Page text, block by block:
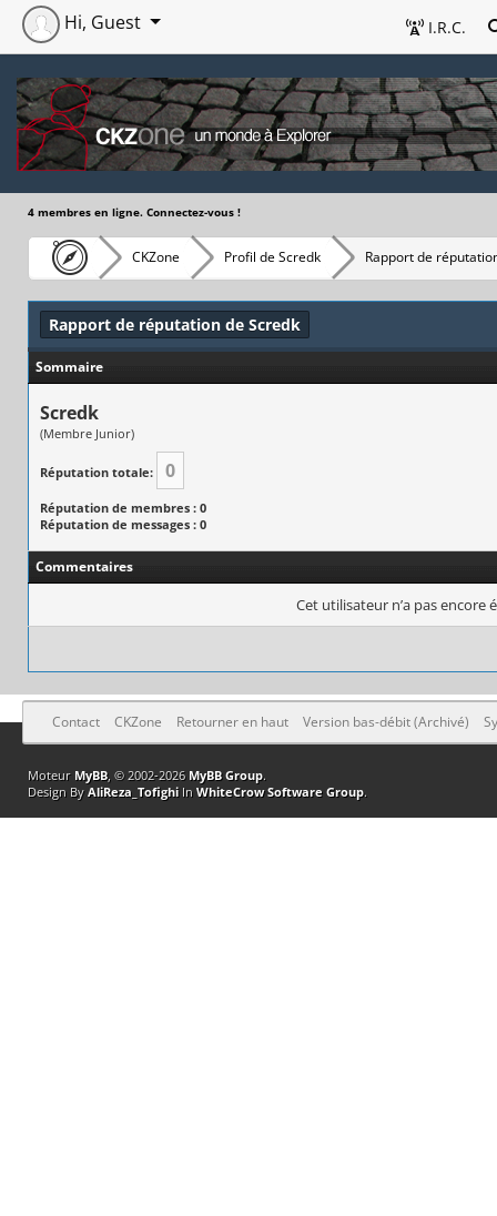
I.R.C.
Hi, Guest
4 membres en ligne. Connectez-vous !
CKZone Profil de Scredk Rapport de
Rapport de réputation de Scredk
Sommaire
Scredk
(Membre Junior)
Réputation totale: 0
Réputation de membres : 0
Réputation de messages : 0
Commentaires
Cet utilisateur n’a pas encore
Contact CKZone Retourner en haut Version bas-débit (Archivé)
Moteur MyBB, © 2002-2026 MyBB Group.
Design By AliReza_TofighiIn WhiteCrow Software Group.